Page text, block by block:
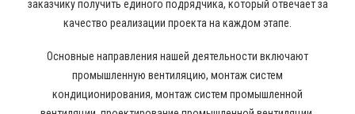
заказчику получить единого подрядчика, который отвечает за
качество реализации проекта на каждом этапе.
Основные направления нашей деятельности включают
промышленную вентиляцию, монтаж систем
кондиционирования, монтаж систем промышленной